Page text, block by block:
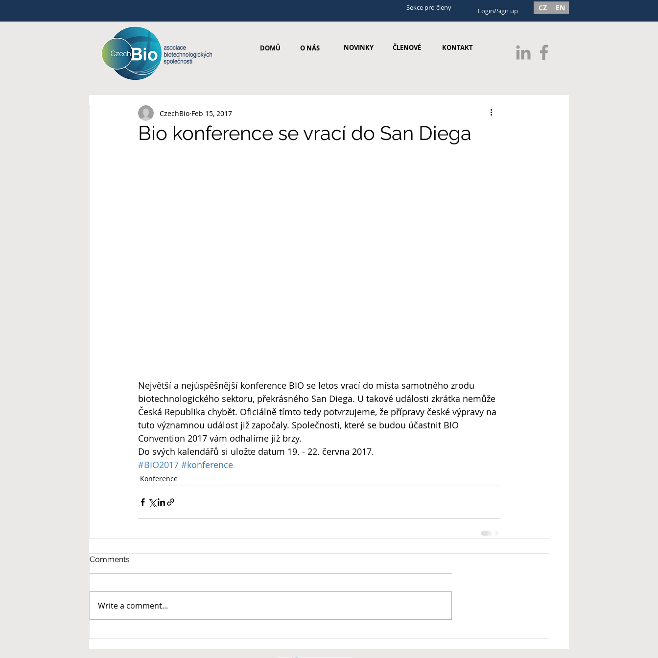
Sekce pro členy Login/Sign up CZ EN
DOMŮ O NÁS NOVINKY ČLENOVÉ KONTAKT
Bio konference se vrací do San Diega
CzechBio Feb 15, 2017
Největší a nejúspěšnější konference BIO se letos vrací do místa samotného zrodu
biotechnologického sektoru, překrásného San Diega. U takové události zkrátka nemůže
Česká Republika chybět. Oficiálně tímto tedy potvrzujeme, že přípravy české výpravy na
tuto významnou událost již započaly. Společnosti, které se budou účastnit BIO
Convention 2017 vám odhalíme již brzy.
Do svých kalendářů si uložte datum 19. - 22. června 2017.
#BIO2017 #konference
Konference
Comments
Write a comment...